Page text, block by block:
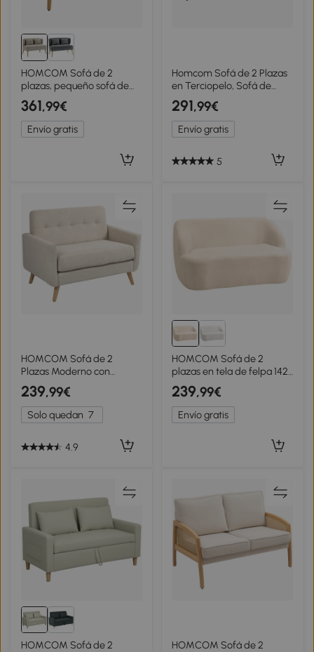
HOMCOM Sofá de 2
plazas, pequeño sofá de
chenilla con respaldo con
orejeras, asiento grueso,
patas de madera de
caucho, beige
361,99€
Envío gratis
Homcom Sofá de 2 Plazas
en Terciopelo, Sofá de
Salón Moderno 160 cm,
Asiento Amplio, Cojín
Grueso con Muelles, Beige
291,99€
Envío gratis
5
HOMCOM Sofá de 2
Plazas Moderno con
Reposabrazos y Patas de
Madera Carga 240 kg para
Dormitorio Oficina
114x71x82 cm Beige
239,99€
Solo quedan 7
4.9
HOMCOM Sofá de 2
plazas en tela de felpa 142
cm con respaldo y asiento
curvados, no requiere
ensamblaje, Beige
239,99€
Envío gratis
HOMCOM Sofá de 2
HOMCOM Sofá de 2